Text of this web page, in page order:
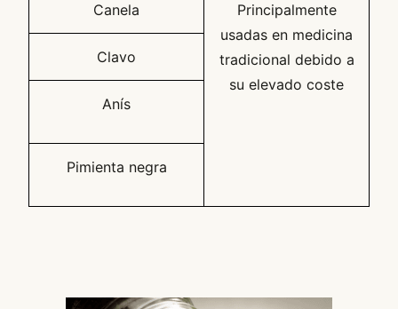
Canela
Principalmente
usadas en medicina
tradicional debido a
su elevado coste
Clavo
Anís
Pimienta negra